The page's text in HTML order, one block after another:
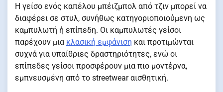
Η γείσο ενός καπέλου μπέιζμπολ από τζιν μπορεί να
διαφέρει σε στυλ, συνήθως κατηγοριοποιούμενη ως
καμπυλωτή ή επίπεδη. Οι καμπυλωτές γείσοι
παρέχουν μια κλασική εμφάνιση και προτιμώνται
συχνά για υπαίθριες δραστηριότητες, ενώ οι
επίπεδες γείσοι προσφέρουν μια πιο μοντέρνα,
εμπνευσμένη από το streetwear αισθητική.